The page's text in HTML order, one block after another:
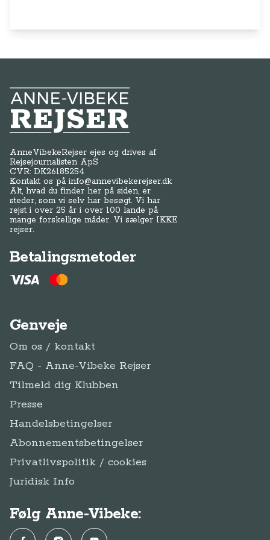
Anne-Vibeke Rejser
AnneVibekeRejser ejes og drives af
Rejsejournalisten ApS
CVR: DK26185254
Kontakt os påinfo@annevibekerejser.dk
Alt, hvad du finder her på siden, er
steder, som vi selv har besøgt. Vi har
rejst i over 25 år i over 100 lande på
mange forskellige måder. Vi sælger IKKE
rejser.
Betalingsmetoder
Genveje
Om os / kontakt
FAQ - Anne-Vibeke Rejser
Tilmeld dig Klubben
Presse
Handelsbetingelser
Abonnementsbetingelser
Privatlivspolitik / cookies
Juridisk Info
Følg Anne-Vibeke: